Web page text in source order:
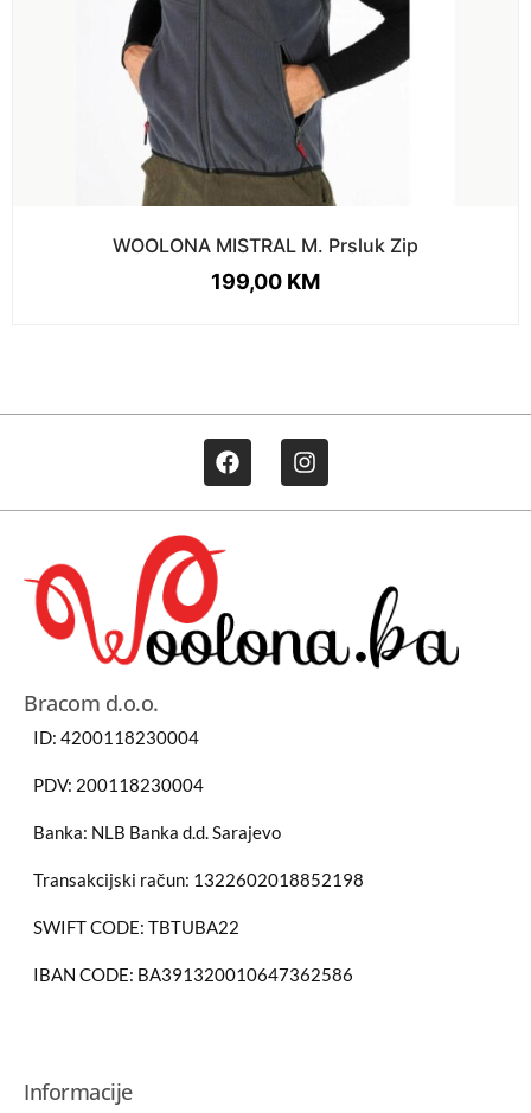
WOOLONA MISTRAL M. Prsluk Zip
199,00 KM
Bracom d.o.o.
ID: 4200118230004
PDV: 200118230004
Banka: NLB Banka d.d. Sarajevo
Transakcijski račun: 1322602018852198
SWIFT CODE: TBTUBA22
IBAN CODE: BA391320010647362586
Informacije